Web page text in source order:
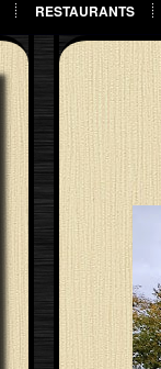
RESTAURANTS